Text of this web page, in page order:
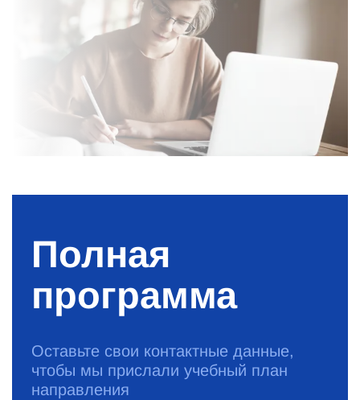
Полная
программа
Оставьте свои контактные данные,
чтобы мы прислали учебный план
направления